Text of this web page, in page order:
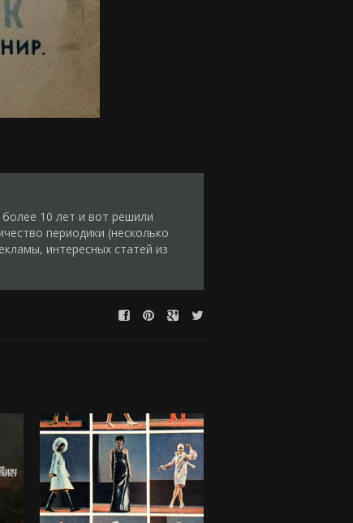
10 лет и вот решили
периодики (несколько
интересных статей из